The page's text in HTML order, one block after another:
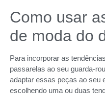
Como usar
de moda do
Para incorporar as
passarelas ao seu guarda-
adaptar essas peças ao seu
escolhendo uma ou duas